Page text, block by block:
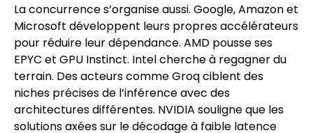
La concurrence s’organise aussi. Google, Amazon et
Microsoft développent leurs propres accélérateurs
pour réduire leur dépendance. AMD pousse ses
EPYC et GPU Instinct. Intel cherche à regagner du
terrain. Des acteurs comme Groq ciblent des
niches précises de l’inférence avec des
architectures différentes. NVIDIA souligne que les
solutions axées sur le décodage à faible latence